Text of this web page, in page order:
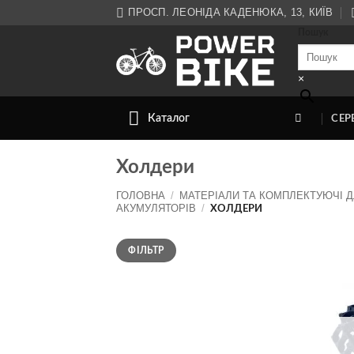
ПРОСП. ЛЕОНІДА КАДЕНЮКА, 13, КИЇВ
×
Каталог
Холдери
ГОЛОВНА /
МАТЕРІАЛИ ТА КОМПЛЕКТУЮЧІ
АКУМУЛЯТОРІВ / ХОЛДЕРИ
Мінімальна
ціна
Найбільша
цінаФІЛЬТР